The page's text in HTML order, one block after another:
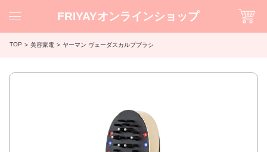
FRIYAYオンラインショップ
TOP 美容家電 ヤーマン ヴェーダスカルプブラシ